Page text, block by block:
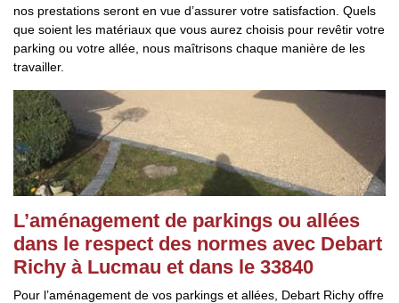
nos prestations seront en vue d’assurer votre satisfaction. Quels
que soient les matériaux que vous aurez choisis pour revêtir votre
parking ou votre allée, nous maîtrisons chaque manière de les
travailler.
L’aménagement de parkings ou allées
dans le respect des normes avec Debart
Richy à Lucmau et dans le 33840
Pour l’aménagement de vos parkings et allées, Debart Richy offre